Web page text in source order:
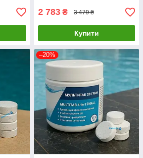
2 783 ₴ 3 479 ₴
Купити
–20%